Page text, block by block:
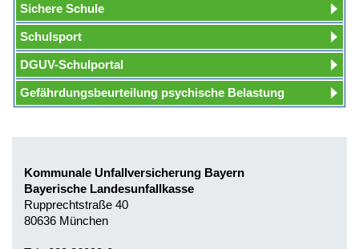
Sichere Schule
Schulsport
DGUV-Schulportal
Gefährdungsbeurteilung psychische Belastung
Kommunale Unfallversicherung Bayern
Bayerische Landesunfallkasse
Rupprechtstraße 40
80636 München